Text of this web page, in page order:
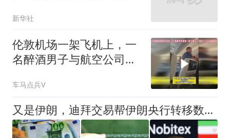
新华社
伦敦机场一架飞机上，一
名醉酒男子与航空公司人
车马点兵V
又是伊朗，迪拜交易帮伊朗央行转移数黑钱遭制裁，海外资产全被冻